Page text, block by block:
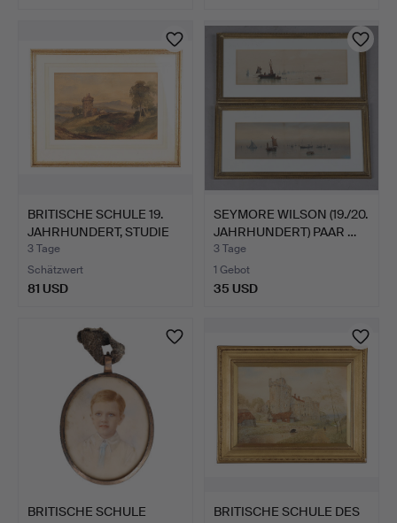
BRITISCHE SCHULE 19.
JAHRHUNDERT, STUDIE
V…
3 Tage
Schätzwert
81 USD
SEYMORE WILSON (19./20.
JAHRHUNDERT) PAAR …
3 Tage
1 Gebot
35 USD
BRITISCHE SCHULE
BRITISCHE SCHULE DES